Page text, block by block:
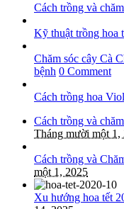
Cách trồng và
Kỹ thuật trồng hoa
Chăm sóc cây Cà
bệnh 0 Comment
Cách trồng hoa
Cách trồng và
Tháng mười một 1,
Cách trồng và
một 1, 2025
Xu hướng hoa tết